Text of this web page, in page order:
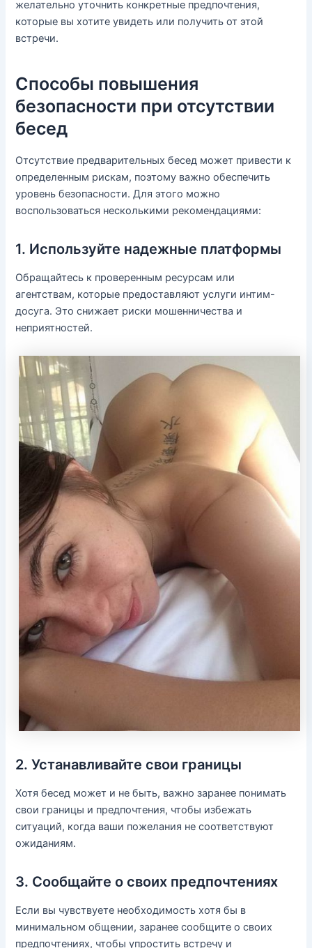
желательно уточнить конкретные предпочтения,
которые вы хотите увидеть или получить от этой
встречи.
Способы повышения
безопасности при отсутствии
бесед
Отсутствие предварительных бесед может привести к
определенным рискам, поэтому важно обеспечить
уровень безопасности. Для этого можно
воспользоваться несколькими рекомендациями:
1. Используйте надежные платформы
Обращайтесь к проверенным ресурсам или
агентствам, которые предоставляют услуги интим-
досуга. Это снижает риски мошенничества и
неприятностей.
2. Устанавливайте свои границы
Хотя бесед может и не быть, важно заранее понимать
свои границы и предпочтения, чтобы избежать
ситуаций, когда ваши пожелания не соответствуют
ожиданиям.
3. Сообщайте о своих предпочтениях
Если вы чувствуете необходимость хотя бы в
минимальном общении, заранее сообщите о своих
предпочтениях, чтобы упростить встречу и